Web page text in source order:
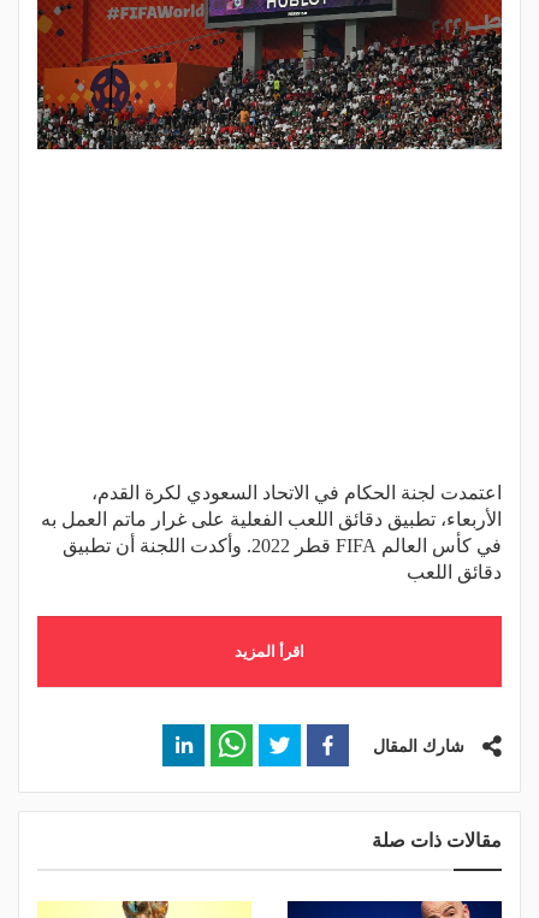
اعتمدت لجنة الحكام في الاتحاد السعودي لكرة القدم،
الأربعاء، تطبيق دقائق اللعب الفعلية على غرار ماتم العمل به
في كأس العالم FIFA قطر 2022. وأكدت اللجنة أن تطبيق
دقائق اللعب
اقرأ المزيد
شارك المقال
مقالات ذات صلة